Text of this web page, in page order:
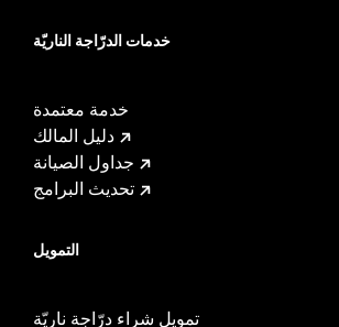
خدمات الدرّاجة الناريّة
خدمة معتمدة
دليل المالك
جداول الصيانة
تحديث البرامج
التمويل
تمويل شراء درّاجة ناريّة